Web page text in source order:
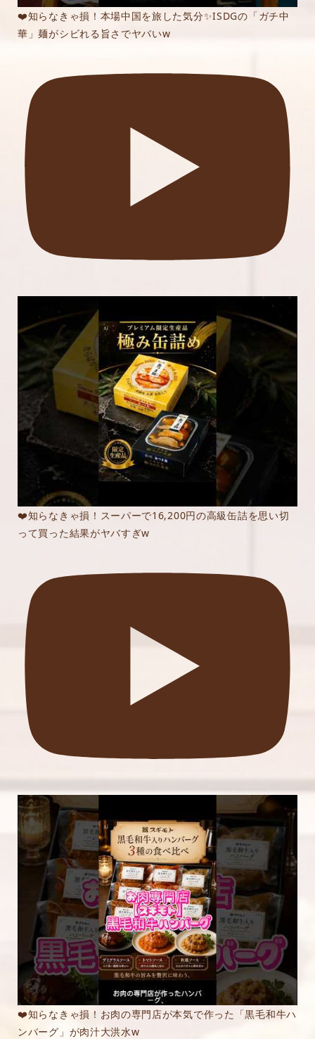
❤️知らなきゃ損！本場中国を旅した気分✨ISDGの「ガチ中
華」麺がシビれる旨さでヤバいw
❤️知らなきゃ損！スーパーで16,200円の高級缶詰を思い切
って買った結果がヤバすぎw
❤️知らなきゃ損！お肉の専門店が本気で作った「黒毛和牛ハ
ンバーグ」が肉汁大洪水w